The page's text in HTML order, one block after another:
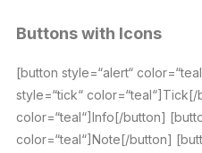
Buttons with Icons
[button style=“alert“
style=“tick“
color=“teal“]Info[/button]
color=“teal“]Note[/button]